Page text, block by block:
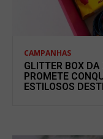
CAMPANHAS
GLITTER BOX
PROMETE
ESTILOSOS